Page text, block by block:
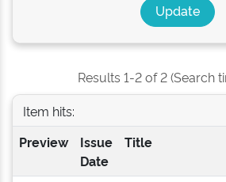
Results 1-2 of 2 (Search
Item hits:
Preview
Issue
Date
Title